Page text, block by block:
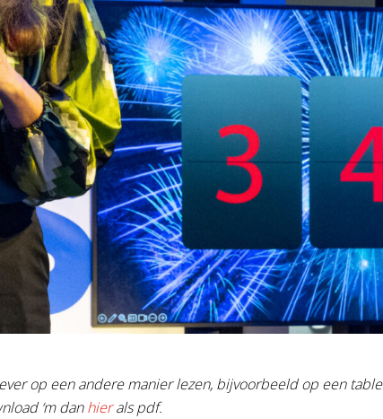
op een andere manier lezen, bijvoorbeeld op een
‘m danhierals pdf.